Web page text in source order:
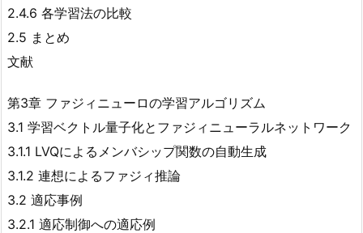
2.4.6 各学習法の比較
2.5 まとめ
文献
第3章 ファジィニューロの学習アルゴリズム
3.1 学習ベクトル量子化とファジィニューラルネットワーク
3.1.1 LVQによるメンバシップ関数の自動生成
3.1.2 連想によるファジィ推論
3.2 適応事例
3.2.1 適応制御への適応例